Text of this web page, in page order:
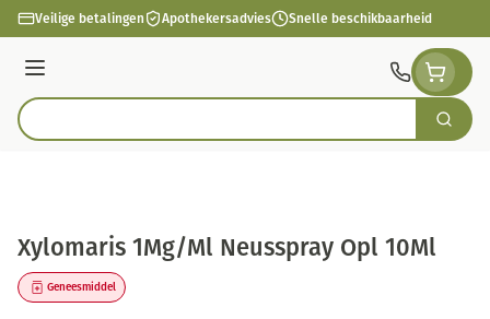
Ga naar de inhoud
Veilige betalingen Apothekersadvies Snelle beschikbaarheid
Menu
Product, merk, categorie... Zoek
Xylomaris 1Mg/Ml Neusspray Opl 10Ml
Geneesmiddel